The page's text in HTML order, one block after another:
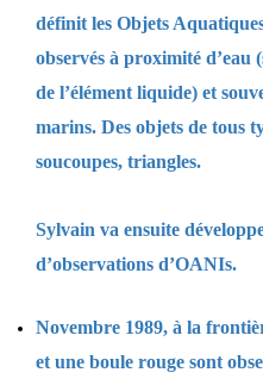
définit les Objets
observés à proximité
de l’élément liquide) et
marins. Des objets de tous
soucoupes, triangles.
Sylvain va ensuite
d’observations d’OANIs.
Novembre 1989, à la
et une boule rouge sont